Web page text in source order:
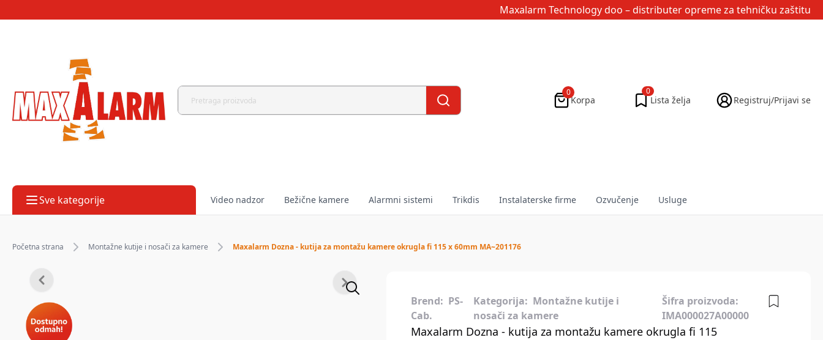
Maxalarm Technology doo – distributer opreme za tehničku zaštitu
0
Korpa
0
Lista želja Registruj/Prijavi se
Sve kategorije Video nadzor Bežične kamere Alarmni sistemi Trikdis Instalaterske firme Ozvučenje Usluge
Početna strana Montažne kutije i nosači za kamere Maxalarm Dozna - kutija za montažu kamere okrugla fi 115 x 60mm MA~201176
Brend: PS-
Cab.
Kategorija: Montažne kutije i
nosači za kamere
Šifra proizvoda:
IMA000027A00000
Maxalarm Dozna - kutija za montažu kamere okrugla fi 115